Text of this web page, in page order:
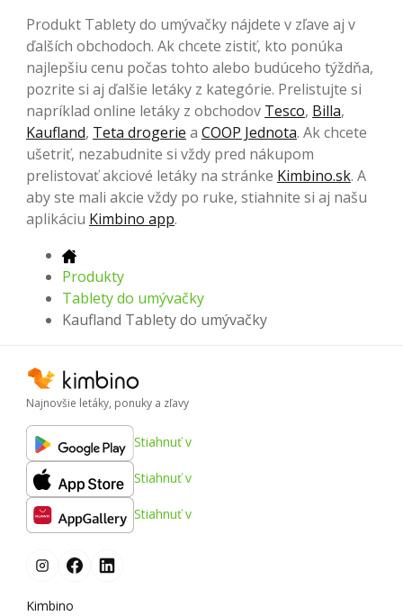
Produkt Tablety do umývačky nájdete v zľave aj v
ďalších obchodoch. Ak chcete zistiť, kto ponúka
najlepšiu cenu počas tohto alebo budúceho týždňa,
pozrite si aj ďalšie letáky z kategórie. Prelistujte si
napríklad online letáky z obchodov Tesco, Billa,
Kaufland, Teta drogerie a COOP Jednota. Ak chcete
ušetriť, nezabudnite si vždy pred nákupom
prelistovať akciové letáky na stránke Kimbino.sk. A
aby ste mali akcie vždy po ruke, stiahnite si aj našu
aplikáciu Kimbino app.
Produkty
Tablety do umývačky
Kaufland Tablety do umývačky
Najnovšie letáky, ponuky a zľavy
Stiahnuť v
Stiahnuť v
Stiahnuť v
Kimbino